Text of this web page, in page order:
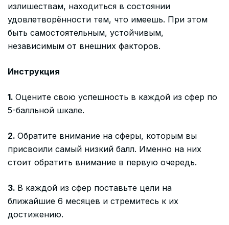
излишествам, находиться в состоянии
удовлетворённости тем, что имеешь. При этом
быть самостоятельным, устойчивым,
независимым от внешних факторов.
Инструкция
1. Оцените свою успешность в каждой из сфер по
5-балльной шкале.
2. Обратите внимание на сферы, которым вы
присвоили самый низкий балл. Именно на них
стоит обратить внимание в первую очередь.
3. В каждой из сфер поставьте цели на
ближайшие 6 месяцев и стремитесь к их
достижению.